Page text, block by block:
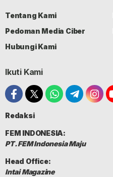
Tentang Kami
Pedoman Media Ciber
Hubungi Kami
Ikuti Kami
Redaksi
FEM INDONESIA:
PT. FEM Indonesia Maju
Head Office:
Intai Magazine